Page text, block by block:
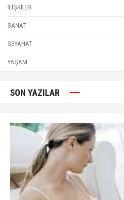
İLİŞKİLER
SANAT
SEYAHAT
YAŞAM
SON YAZILAR